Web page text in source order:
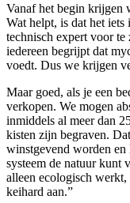
Vanaf het begin krijgen
Wat helpt, is dat het iets
technisch expert voor te
iedereen begrijpt dat
voedt. Dus we krijgen
Maar goed, als je een
verkopen. We mogen
inmiddels al meer dan
kisten zijn begraven.
winstgevend worden en
systeem de natuur kunt
alleen ecologisch
keihard aan.”